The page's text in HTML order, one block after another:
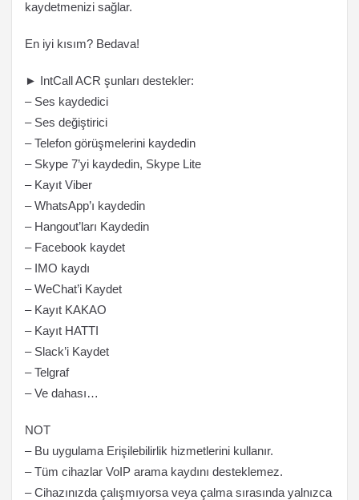
kaydetmenizi sağlar.
En iyi kısım? Bedava!
► IntCall ACR şunları destekler:
– Ses kaydedici
– Ses değiştirici
– Telefon görüşmelerini kaydedin
– Skype 7’yi kaydedin, Skype Lite
– Kayıt Viber
– WhatsApp’ı kaydedin
– Hangout’ları Kaydedin
– Facebook kaydet
– IMO kaydı
– WeChat’i Kaydet
– Kayıt KAKAO
– Kayıt HATTI
– Slack’i Kaydet
– Telgraf
– Ve dahası…
NOT
– Bu uygulama Erişilebilirlik hizmetlerini kullanır.
– Tüm cihazlar VoIP arama kaydını desteklemez.
– Cihazınızda çalışmıyorsa veya çalma sırasında yalnızca